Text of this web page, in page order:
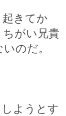
きてか
がい兄貴
のだ。
ようとす